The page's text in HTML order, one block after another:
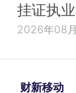
挂证执业
2026年08
财新移动